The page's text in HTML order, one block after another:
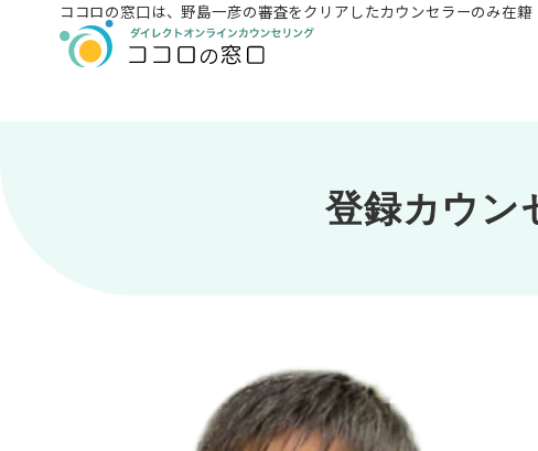
ココロの窓口は、野島一彦の審査をクリアしたカウンセラーのみ在籍
登録カウン